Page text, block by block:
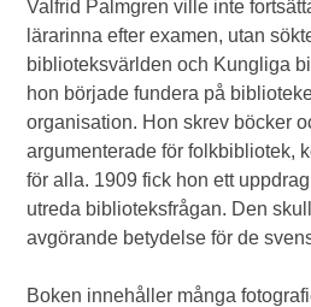
Valfrid Palmgren ville inte
lärarinna efter examen, utan
biblioteksvärlden och Kungliga
hon började fundera på
organisation. Hon skrev böcker
argumenterade för folkbibliotek,
för alla. 1909 fick hon ett
utreda biblioteksfrågan. Den
avgörande betydelse för de
Boken innehåller många